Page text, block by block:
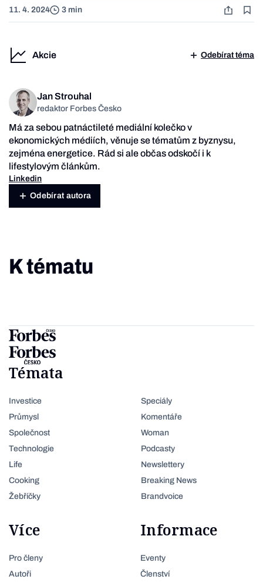
11. 4. 2024 3 min
Akcie Odebírat téma
Jan Strouhal
redaktor Forbes Česko
Má za sebou patnáctileté mediální kolečko v
ekonomických médiích, věnuje se tématům z byznysu,
zejména energetice. Rád si ale občas odskočí i k
lifestylovým článkům.
Linkedin
Odebírat autora
K tématu
Témata
Investice
Průmysl
Společnost
Technologie
Life
Cooking
Žebříčky
Speciály
Komentáře
Woman
Podcasty
Newslettery
Breaking News
Brandvoice
Více
Pro členy
Autoři
Informace
Eventy
Členství